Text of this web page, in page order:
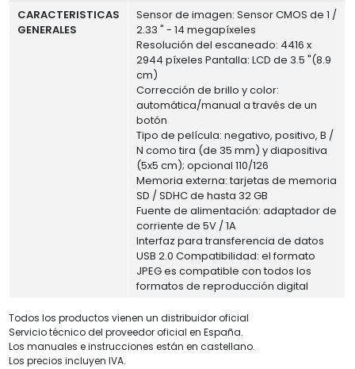
CARACTERISTICAS
GENERALES
Sensor de imagen: Sensor CMOS de 1 /
2.33 " - 14 megapíxeles
Resolución del escaneado: 4416 x
2944 píxeles Pantalla: LCD de 3.5 "(8.9
cm)
Corrección de brillo y color:
automática/manual a través de un
botón
Tipo de película: negativo, positivo, B /
N como tira (de 35 mm) y diapositiva
(5x5 cm); opcional 110/126
Memoria externa: tarjetas de memoria
SD / SDHC de hasta 32 GB
Fuente de alimentación: adaptador de
corriente de 5V / 1A
Interfaz para transferencia de datos
USB 2.0 Compatibilidad: el formato
JPEG es compatible con todos los
formatos de reproducción digital
Todos los productos vienen un distribuidor oficial
Servicio técnico del proveedor oficial en España.
Los manuales e instrucciones están en castellano.
Los precios incluyen IVA.